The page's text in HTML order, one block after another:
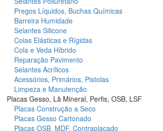
Pregos Líquidos, Buchas Químicas
Barreira Humidade
Selantes Silicone
Colas Elásticas e Rígidas
Cola e Veda Híbrido
Reparação Pavimento
Selantes Acrílicos
Acessórios, Primários, Pistolas
Limpeza e Manutenção
Placas Gesso, Lã Mineral, Perfis, OSB, LSF
Placas Construção a Seco
Placas Gesso Cartonado
Placas OSB, MDF, Contraplacado